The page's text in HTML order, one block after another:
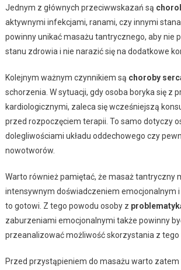
Jednym z głównych przeciwwskazań są
aktywnymi infekcjami, ranami, czy innymi
powinny unikać masażu tantrycznego, aby nie
stanu zdrowia i nie narazić się na dodatkowe
Kolejnym ważnym czynnikiem są choroby
schorzenia. W sytuacji, gdy osoba boryka się z
kardiologicznymi, zaleca się wcześniejszą
przed rozpoczęciem terapii. To samo dotyczy
dolegliwościami układu oddechowego czy
nowotworów.
Warto również pamiętać, że masaż tantryczny
intensywnym doświadczeniem emocjonalnym i
to gotowi. Z tego powodu osoby z
zaburzeniami emocjonalnymi także powinny
przeanalizować możliwość skorzystania z tego
Przed przystąpieniem do masażu warto zatem